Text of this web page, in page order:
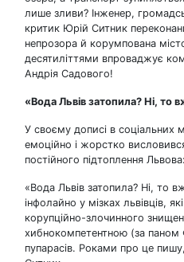
лише зливи? Інженер,
критик Юрій Ситник
непрозора й корумпована
десятиліттями впроваджує
Андрія Садового!
«Вода Львів затопила? Ні, то
У своєму дописі в
емоційно і жорстко
постійного підтоплення Львова:
«Вода Львів затопила? Ні, то
інфолайно у мізках львівців,
корупційно-злочинного
хибнокомпетентною (за паном
пупарасів. Роками про це